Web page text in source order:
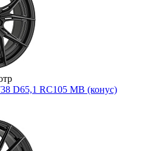
D65,1 RC105 MB (конус)